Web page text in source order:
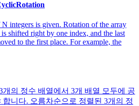
integers is given. Rotation of the array
is shifted right by one index, and the last
to the first place. For example, the
개의 정수 배열에서 3개 배열 모두에 공
니다. 오름차순으로 정렬된 3개의 정